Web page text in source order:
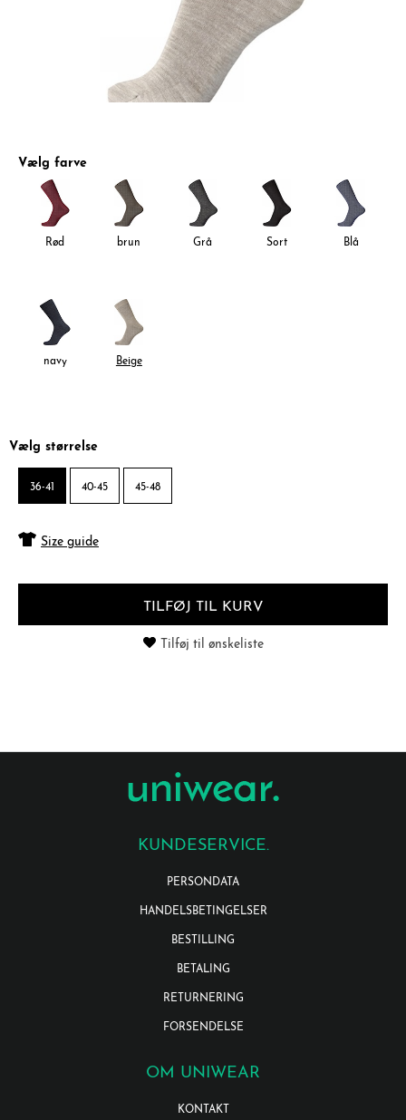
Vælg farve
Rød brun Grå Sort Blå
navy Beige
Vælg størrelse
36-41 40-45 45-48
Size guide
TILFØJ TIL KURV
Tilføj til ønskeliste
KUNDESERVICE.
PERSONDATA
HANDELSBETINGELSER
BESTILLING
BETALING
RETURNERING
FORSENDELSE
OM UNIWEAR
KONTAKT